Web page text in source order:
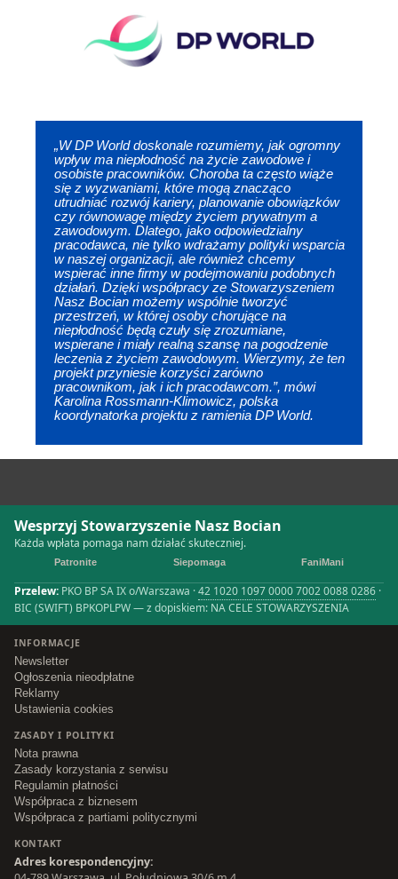
„W DP World doskonale rozumiemy, jak ogromny
wpływ ma niepłodność na życie zawodowe i
osobiste pracowników. Choroba ta często wiąże
się z wyzwaniami, które mogą znacząco
utrudniać rozwój kariery, planowanie obowiązków
czy równowagę między życiem prywatnym a
zawodowym. Dlatego, jako odpowiedzialny
pracodawca, nie tylko wdrażamy polityki wsparcia
w naszej organizacji, ale również chcemy
wspierać inne firmy w podejmowaniu podobnych
działań. Dzięki współpracy ze Stowarzyszeniem
Nasz Bocian możemy wspólnie tworzyć
przestrzeń, w której osoby chorujące na
niepłodność będą czuły się zrozumiane,
wspierane i miały realną szansę na pogodzenie
leczenia z życiem zawodowym. Wierzymy, że ten
projekt przyniesie korzyści zarówno
pracownikom, jak i ich pracodawcom.”, mówi
Karolina Rossmann-Klimowicz, polska
koordynatorka projektu z ramienia DP World.
Wesprzyj Stowarzyszenie Nasz Bocian
Każda wpłata pomaga nam działać skuteczniej.
Patronite Siepomaga FaniMani
Przelew: PKO BP SA IX o/Warszawa ·42 1020 1097 0000 7002 0088 0286 ·
BIC (SWIFT) BPKOPLPW — z dopiskiem: NA CELE STOWARZYSZENIA
INFORMACJE
Newsletter
Ogłoszenia nieodpłatne
Reklamy
Ustawienia cookies
ZASADY I POLITYKI
Nota prawna
Zasady korzystania z serwisu
Regulamin płatności
Współpraca z biznesem
Współpraca z partiami politycznymi
KONTAKT
Adres korespondencyjny: